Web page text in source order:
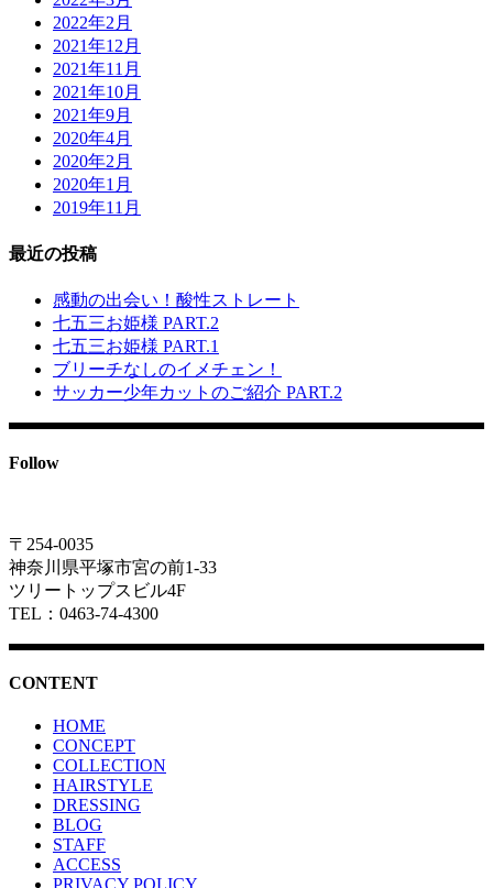
2022年2月
2021年12月
2021年11月
2021年10月
2021年9月
2020年4月
2020年2月
2020年1月
2019年11月
最近の投稿
感動の出会い！酸性ストレート
七五三お姫様 PART.2
七五三お姫様 PART.1
ブリーチなしのイメチェン！
サッカー少年カットのご紹介 PART.2
Follow
〒254-0035
神奈川県平塚市宮の前1-33
ツリートップスビル4F
TEL：0463-74-4300
CONTENT
HOME
CONCEPT
COLLECTION
HAIRSTYLE
DRESSING
BLOG
STAFF
ACCESS